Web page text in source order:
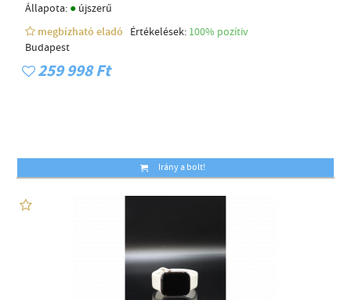
Állapota: ● újszerű
megbízható eladó
Értékelések: 100% pozítiv
Budapest
259 998 Ft
Irány a bolt!